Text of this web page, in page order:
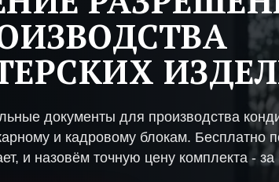
документы для производства
и кадровому блокам. Бесплатно
и назовём точную цену комплекта - за